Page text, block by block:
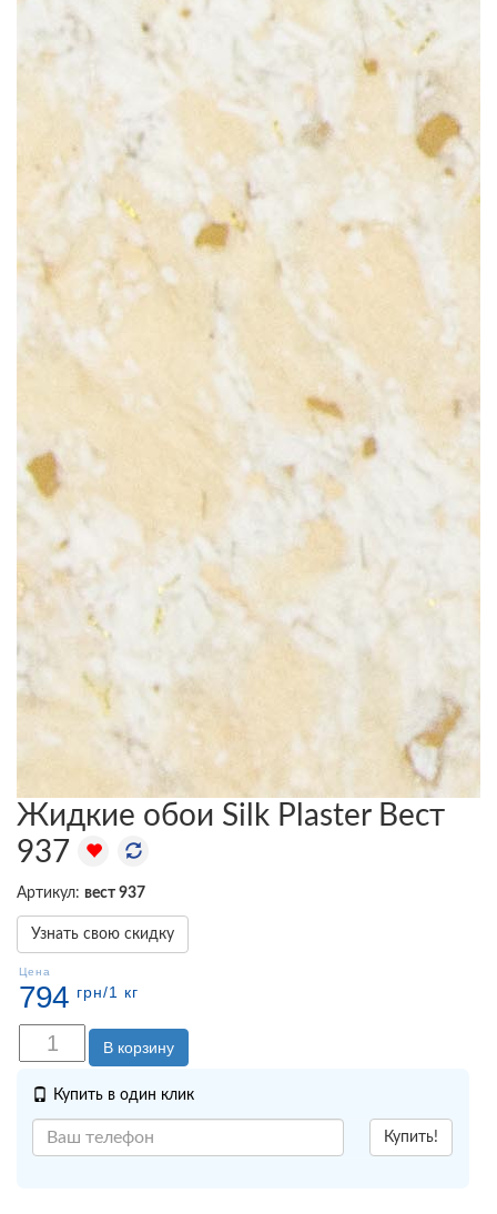
Жидкие обои Silk Plaster Вест
937
Артикул: вест 937
Узнать свою скидку
Цена
794 грн/1 кг
В корзину
Купить в один клик
Купить!